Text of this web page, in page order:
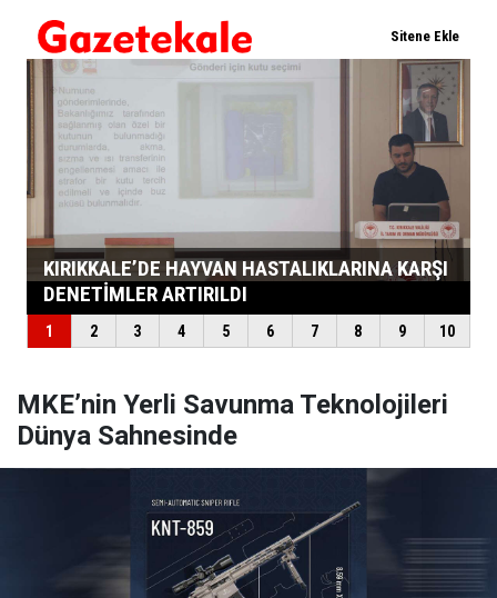
MKE’nin Yerli Savunma Teknolojileri
Dünya Sahnesinde